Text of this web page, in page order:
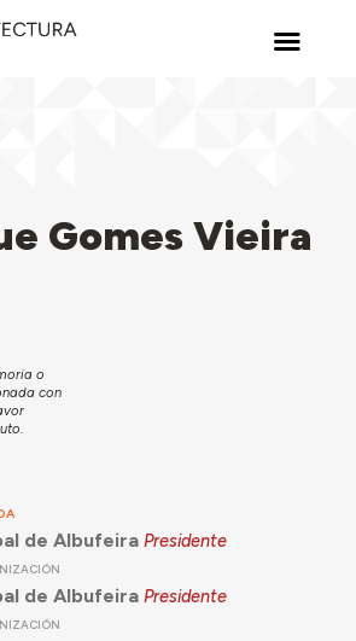
Gomes Vieira
o
con
de Albufeira Presidente
de Albufeira Presidente